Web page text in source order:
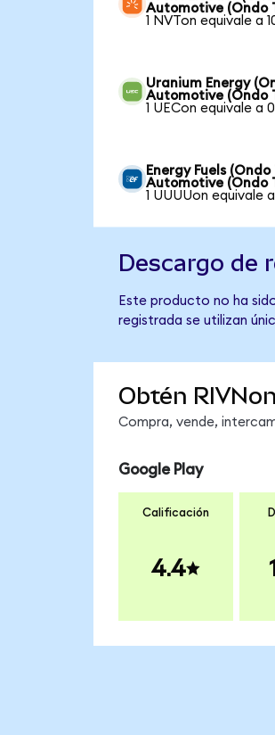
Automotive (Ondo
1 NVTon equivale a
Uranium Energy
Automotive (Ondo
1 UECon equivale a
Energy Fuels
Automotive (Ondo
1 UUUUon equivale
Descargo de
Este producto no ha
registrada se utilizan
Obtén
Compra, vende,
Google Play
Calificación
4.4